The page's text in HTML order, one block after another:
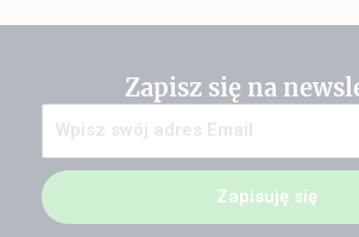
Zapisz się na
Zapisuję się